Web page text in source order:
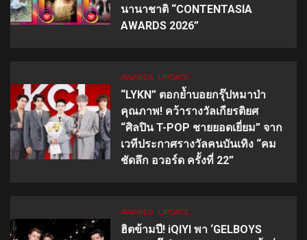
นานาชาติ “CONTENTASIA
AWARDS 2026”
AWARDS UPDATE
“LYKN” ตอกย้ำบอยกรุ๊ปหมาป่า
คุณภาพ! คว้ารางวัลเกียรติยศ
“ศิลปิน T-POP ชายยอดเยี่ยม” จาก
เวทีประกาศรางวัลคนบันเทิง “คม
ชัดลึก อวอร์ด ครั้งที่ 22”
AWARDS UPDATE
ฮิตข้ามปี! iQIYI พา ‘GELBOYS